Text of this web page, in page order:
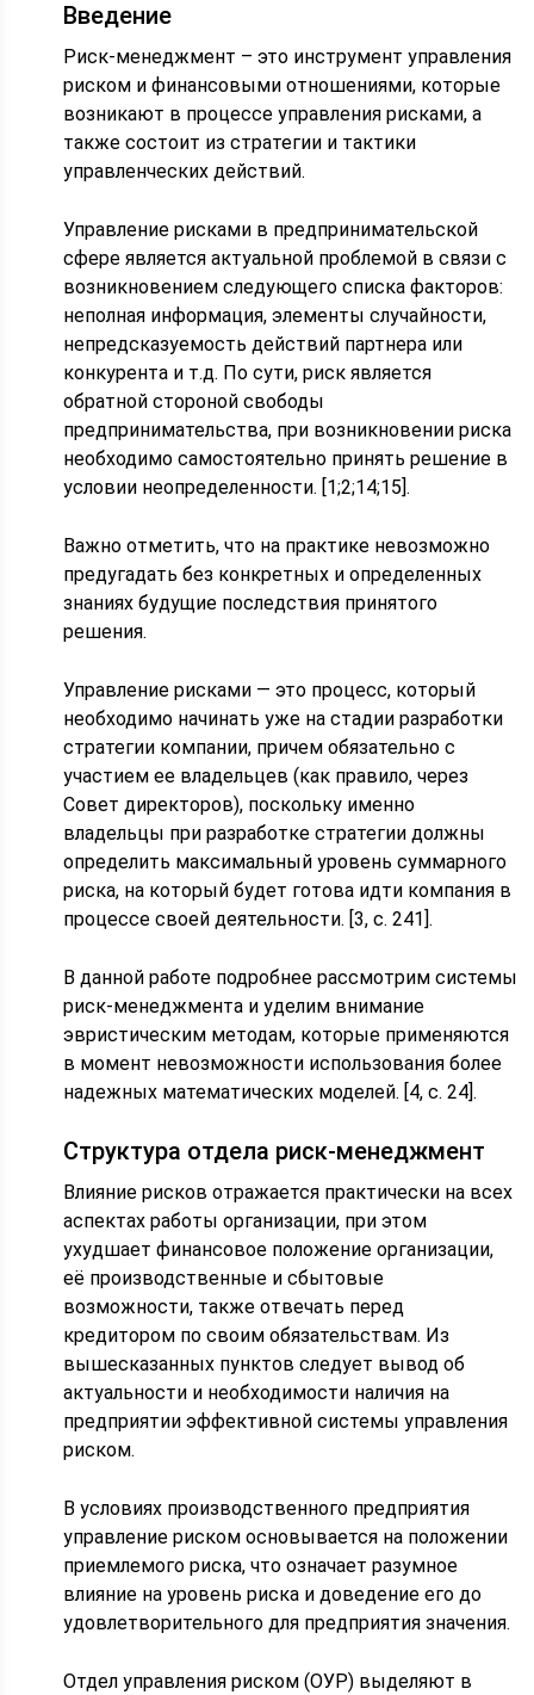
Введение
Риск-менеджмент – это инструмент управления
риском и финансовыми отношениями, которые
возникают в процессе управления рисками, а
также состоит из стратегии и тактики
управленческих действий.
Управление рисками в предпринимательской
сфере является актуальной проблемой в связи с
возникновением следующего списка факторов:
неполная информация, элементы случайности,
непредсказуемость действий партнера или
конкурента и т.д. По сути, риск является
обратной стороной свободы
предпринимательства, при возникновении риска
необходимо самостоятельно принять решение в
условии неопределенности. [1;2;14;15].
Важно отметить, что на практике невозможно
предугадать без конкретных и определенных
знаниях будущие последствия принятого
решения.
Управление рисками — это процесс, который
необходимо начинать уже на стадии разработки
стратегии компании, причем обязательно с
участием ее владельцев (как правило, через
Совет директоров), поскольку именно
владельцы при разработке стратегии должны
определить максимальный уровень суммарного
риска, на который будет готова идти компания в
процессе своей деятельности. [3, с. 241].
В данной работе подробнее рассмотрим системы
риск-менеджмента и уделим внимание
эвристическим методам, которые применяются
в момент невозможности использования более
надежных математических моделей. [4, с. 24].
Структура отдела риск-менеджмент
Влияние рисков отражается практически на всех
аспектах работы организации, при этом
ухудшает финансовое положение организации,
её производственные и сбытовые
возможности, также отвечать перед
кредитором по своим обязательствам. Из
вышесказанных пунктов следует вывод об
актуальности и необходимости наличия на
предприятии эффективной системы управления
риском.
В условиях производственного предприятия
управление риском основывается на положении
приемлемого риска, что означает разумное
влияние на уровень риска и доведение его до
удовлетворительного для предприятия значения.
Отдел управления риском (ОУР) выделяют в